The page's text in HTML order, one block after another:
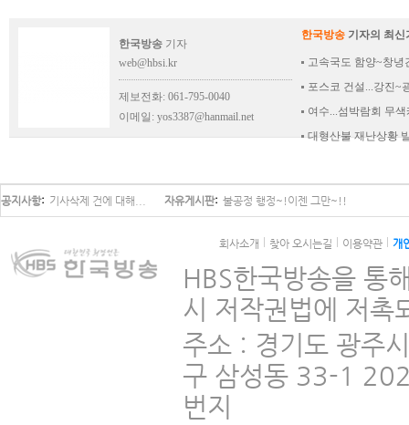
한국방송 기자
web@hbsi.kr
제보전화: 061-795-0040
이메일: yos3387@hanmail.net
한국방송 기자의 최신
고속국도 함양~창
포스코 건설...강진~
여수...섬박람회 무
대형산불 재난상황
공지사항 기사삭제 건에 대해... 자유게시판 불공정 행정~!이젠 그만~!!
회사소개 찾아 오시는길 이용약관 개
HBS한국방송을 통
시 저작권법에 저촉
주소 : 경기도 광주
구 삼성동 33-1
번지